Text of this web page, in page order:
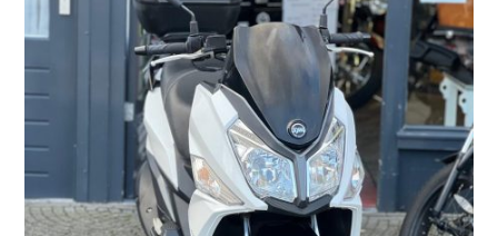
optie
kan
gekozen
worden
op
de
productpagina